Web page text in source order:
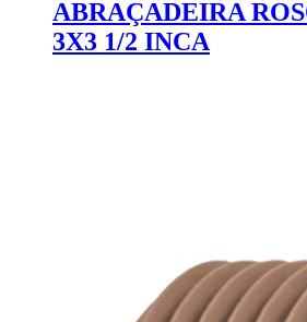
ABRAÇADEIRA
3X3 1/2 INCA